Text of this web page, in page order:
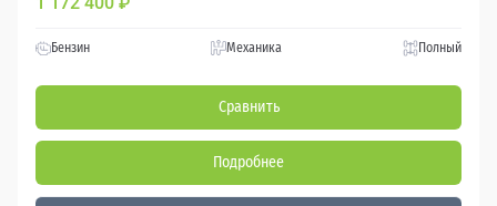
Бензин Механика Полный
Сравнить
Подробнее